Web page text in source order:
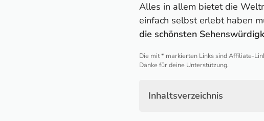
Alles in allem bietet die
einfach selbst erlebt haben
die schönsten
Die mit * markierten Links sind Affiliate-
Danke für deine Unterstützung.
Inhaltsverzeichnis